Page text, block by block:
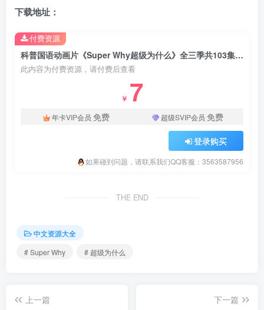
下载地址：
科普国语动画片《Super Why超级为什么》全三季共103集，带中文字幕，百度网盘下载！
此内容为付费资源，请付费后查看
￥ 7
年卡VIP会员 免费 超级SVIP会员 免费
登录购买
如果碰到问题，请联系我们QQ客服：3563587956
付费资源
THE END
中文资源大全
# Super Why
# 超级为什么
上一篇
下一篇